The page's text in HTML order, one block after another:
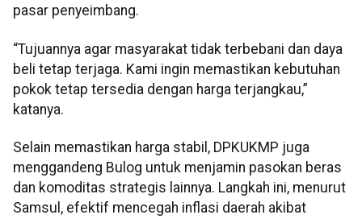
pasar penyeimbang.
“Tujuannya agar masyarakat tidak terbebani dan daya
beli tetap terjaga. Kami ingin memastikan kebutuhan
pokok tetap tersedia dengan harga terjangkau,”
katanya.
Selain memastikan harga stabil, DPKUKMP juga
menggandeng Bulog untuk menjamin pasokan beras
dan komoditas strategis lainnya. Langkah ini, menurut
Samsul, efektif mencegah inflasi daerah akibat